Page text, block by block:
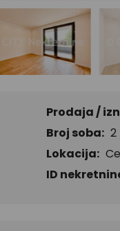
Prodaja /
Broj soba: 2
Lokacija:
ID